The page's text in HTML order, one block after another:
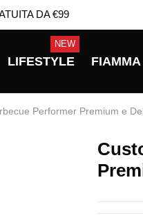
DA €99
LIFESTYLE
NEW
FIAMMA
Performer Premium e